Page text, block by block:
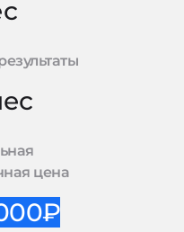
цена